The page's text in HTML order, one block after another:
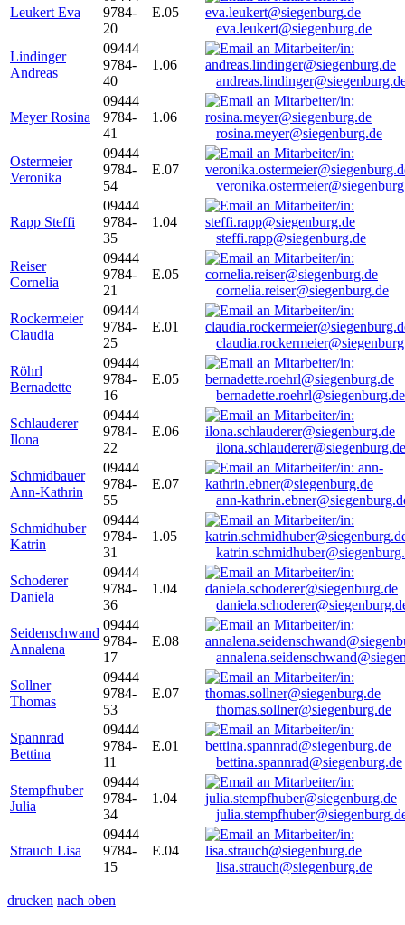
Leukert Eva
9784-
20
E.05
eva.leukert@siegenburg.de
Lindinger
Andreas
09444
9784-
40
1.06
Meyer Rosina
09444
9784-
41
1.06
rosina.meyer@siegenburg.de
Ostermeier
Veronika
09444
9784-
54
E.07
Rapp Steffi
09444
9784-
35
1.04
steffi.rapp@siegenburg.de
Reiser
Cornelia
09444
9784-
21
E.05
cornelia.reiser@siegenburg.de
Rockermeier
Claudia
09444
9784-
25
E.01
Röhrl
Bernadette
09444
9784-
16
E.05
bernadette.roehrl@siegenburg.de
Schlauderer
Ilona
09444
9784-
22
E.06
ilona.schlauderer@siegenburg.de
Schmidbauer
Ann-Kathrin
09444
9784-
55
E.07
ann-
Schmidhuber
Katrin
09444
9784-
31
1.05
Schoderer
Daniela
09444
9784-
36
1.04
Seidenschwand
Annalena
09444
9784-
17
E.08
Sollner
Thomas
09444
9784-
53
E.07
thomas.sollner@siegenburg.de
Spannrad
Bettina
09444
9784-
11
E.01
bettina.spannrad@siegenburg.de
Stempfhuber
Julia
09444
9784-
34
1.04
Strauch Lisa
09444
9784-
15
E.04
lisa.strauch@siegenburg.de
drucken nach oben